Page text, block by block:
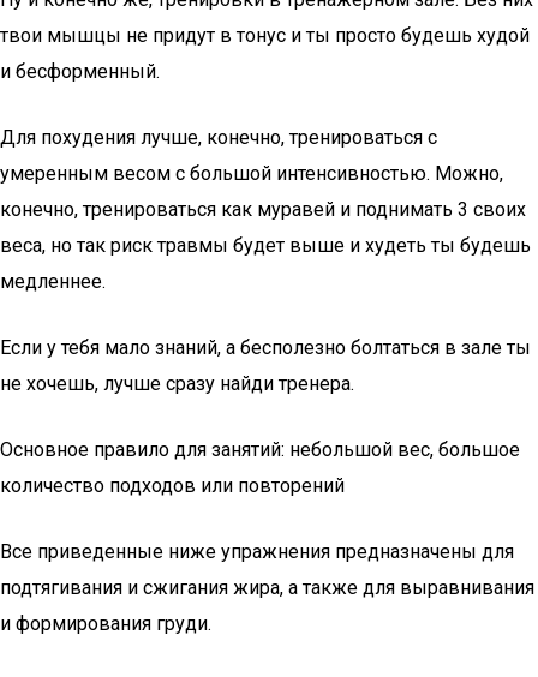
твои мышцы не придут в тонус и ты просто будешь худой
и бесформенный.
Для похудения лучше, конечно, тренироваться с
умеренным весом с большой интенсивностью. Можно,
конечно, тренироваться как муравей и поднимать 3 своих
веса, но так риск травмы будет выше и худеть ты будешь
медленнее.
Если у тебя мало знаний, а бесполезно болтаться в зале ты
не хочешь, лучше сразу найди тренера.
Основное правило для занятий: небольшой вес, большое
количество подходов или повторений
Все приведенные ниже упражнения предназначены для
подтягивания и сжигания жира, а также для выравнивания
и формирования груди.